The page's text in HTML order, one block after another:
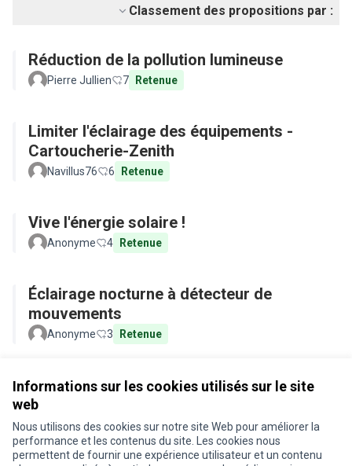
Informations sur les cookies utilisés sur le site
web
Nous utilisons des cookies sur notre site Web pour améliorer la
performance et les contenus du site. Les cookies nous
permettent de fournir une expérience utilisateur et un contenu
Classement des propositions par :
Réduction de la pollution lumineuse
Pierre Jullien 7 Retenue
Limiter l'éclairage des équipements -
Cartoucherie-Zenith
Navillus76 6 Retenue
Vive l'énergie solaire !
Anonyme 4 Retenue
Éclairage nocturne à détecteur de
mouvements
Anonyme 3 Retenue
Conditions d'utilisation
Paramètres des cookies
Je participe ! sur X
Je participe ! sur Facebook
Je participe ! sur Instagram